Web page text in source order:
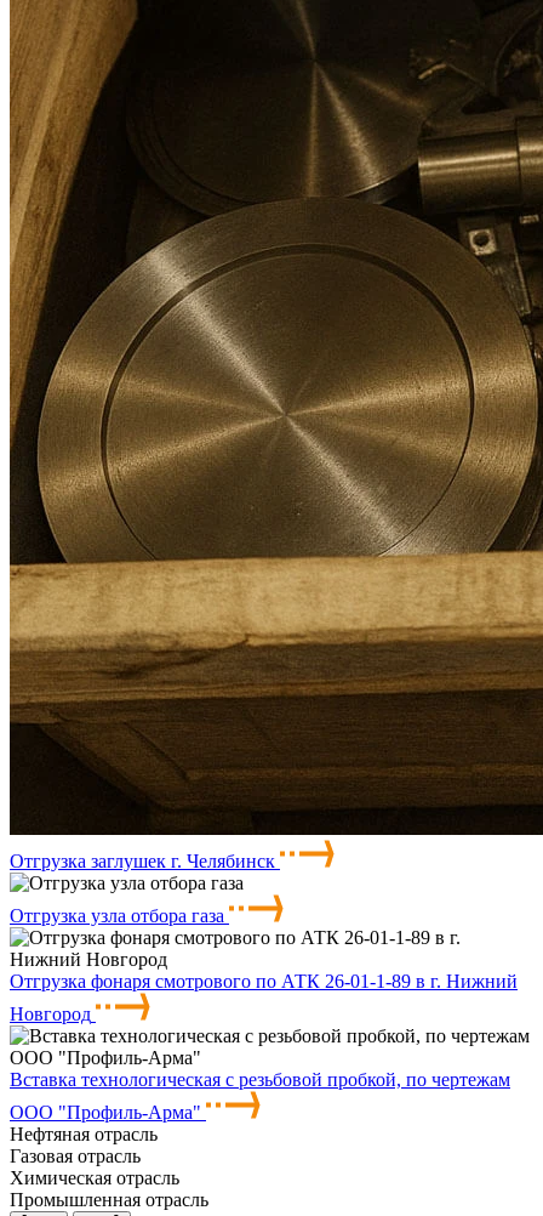
Отгрузка заглушек г. Челябинск
Отгрузка узла отбора газа
Отгрузка фонаря смотрового по АТК 26-01-1-89 в г. Нижний
Новгород
Вставка технологическая с резьбовой пробкой, по чертежам
ООО "Профиль-Арма"
Нефтяная отрасль
Газовая отрасль
Химическая отрасль
Промышленная отрасль